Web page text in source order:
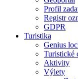
Profil
Registr
GDPR
Turistika
Genius
Turistické
Aktivity
Výlety